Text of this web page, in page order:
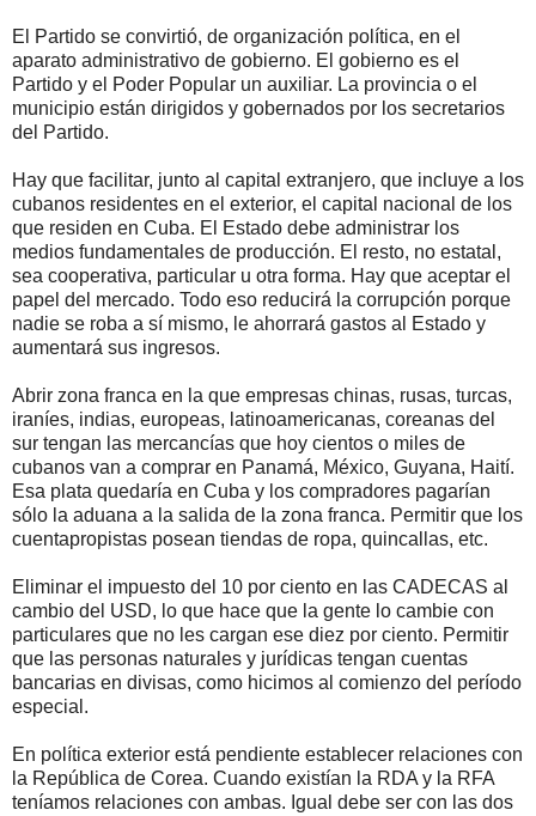
El Partido se convirtió, de organización política, en el
aparato administrativo de gobierno. El gobierno es el
Partido y el Poder Popular un auxiliar. La provincia o el
municipio están dirigidos y gobernados por los secretarios
del Partido.
Hay que facilitar, junto al capital extranjero, que incluye a los
cubanos residentes en el exterior, el capital nacional de los
que residen en Cuba. El Estado debe administrar los
medios fundamentales de producción. El resto, no estatal,
sea cooperativa, particular u otra forma. Hay que aceptar el
papel del mercado. Todo eso reducirá la corrupción porque
nadie se roba a sí mismo, le ahorrará gastos al Estado y
aumentará sus ingresos.
Abrir zona franca en la que empresas chinas, rusas, turcas,
iraníes, indias, europeas, latinoamericanas, coreanas del
sur tengan las mercancías que hoy cientos o miles de
cubanos van a comprar en Panamá, México, Guyana, Haití.
Esa plata quedaría en Cuba y los compradores pagarían
sólo la aduana a la salida de la zona franca. Permitir que los
cuentapropistas posean tiendas de ropa, quincallas, etc.
Eliminar el impuesto del 10 por ciento en las CADECAS al
cambio del USD, lo que hace que la gente lo cambie con
particulares que no les cargan ese diez por ciento. Permitir
que las personas naturales y jurídicas tengan cuentas
bancarias en divisas, como hicimos al comienzo del período
especial.
En política exterior está pendiente establecer relaciones con
la República de Corea. Cuando existían la RDA y la RFA
teníamos relaciones con ambas. Igual debe ser con las dos